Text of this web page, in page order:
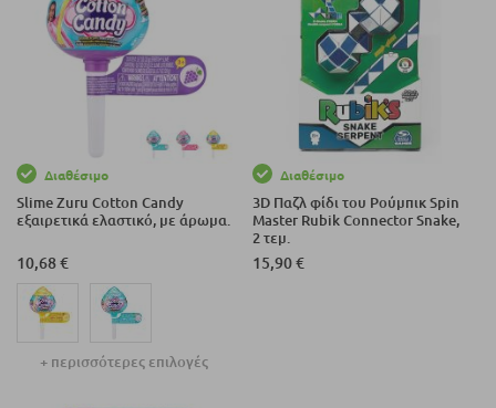
Διαθέσιμο
Slime Zuru Cotton Candy
εξαιρετικά ελαστικό, με άρωμα.
10,68 €
+ περισσότερες επιλογές
Διαθέσιμο
3D Παζλ φίδι του Ρούμπικ Spin
Master Rubik Connector Snake,
2 τεμ.
15,90 €